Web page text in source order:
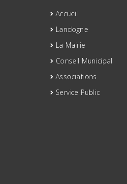
Accueil
Landogne
La Mairie
Conseil Municipal
Associations
Service Public